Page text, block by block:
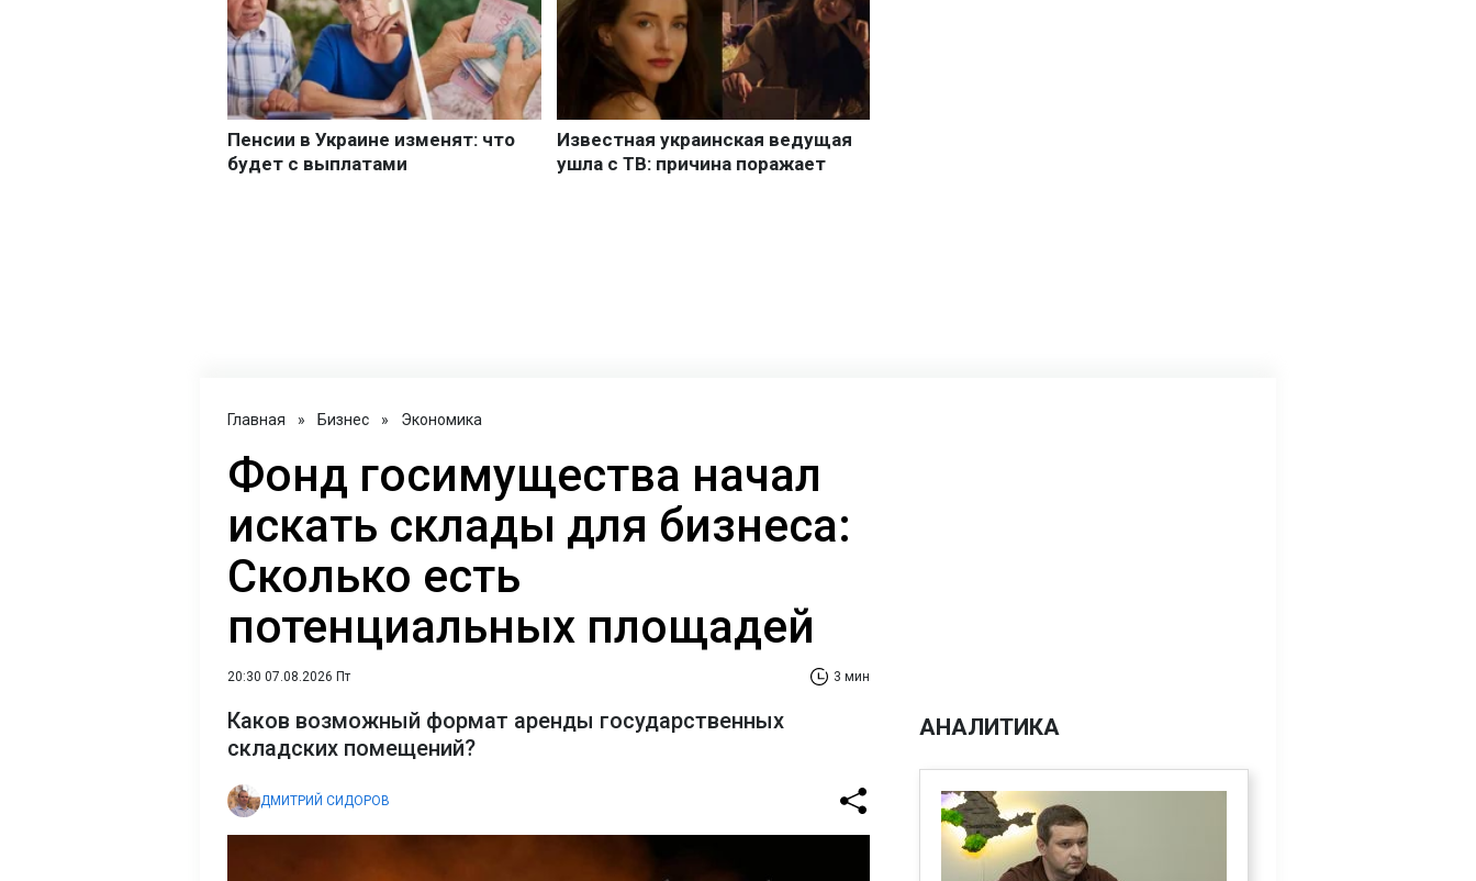
Главная » Бизнес » Экономика
Фонд госимущества начал
искать склады для бизнеса:
Сколько есть
потенциальных площадей
20:30 07.08.2026 Пт 3 мин
Каков возможный формат аренды государственных
складских помещений?
ДМИТРИЙ СИДОРОВ
АНАЛИТИКА